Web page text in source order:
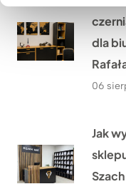
dla
06
Jak